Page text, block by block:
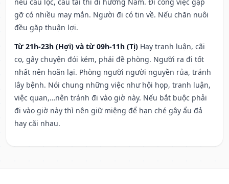
gỡ có nhiều may mắn. Người đi có tin về. Nếu chăn nuôi
đều gặp thuận lợi.
Từ 21h-23h (Hợi) và từ 09h-11h (Tị) Hay tranh luận, cãi
cọ, gây chuyện đói kém, phải đề phòng. Người ra đi tốt
nhất nên hoãn lại. Phòng người người nguyền rủa, tránh
lây bệnh. Nói chung những việc như hội họp, tranh luận,
việc quan,…nên tránh đi vào giờ này. Nếu bắt buộc phải
đi vào giờ này thì nên giữ miệng để hạn ché gây ẩu đả
hay cãi nhau.